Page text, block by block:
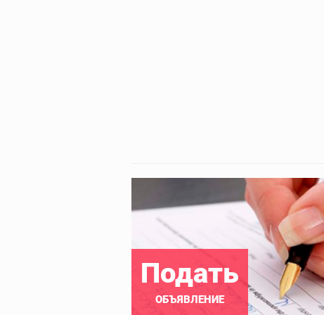
Подать
ОБЪЯВЛЕНИЕ